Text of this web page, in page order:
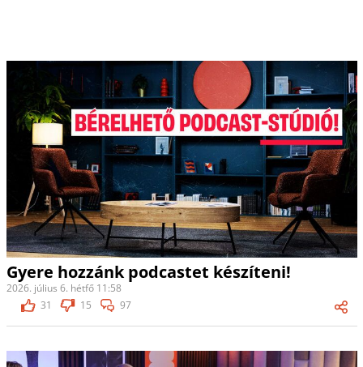
Gyere hozzánk podcastet készíteni!
2026. július 6. hétfő 11:58
31
15 97